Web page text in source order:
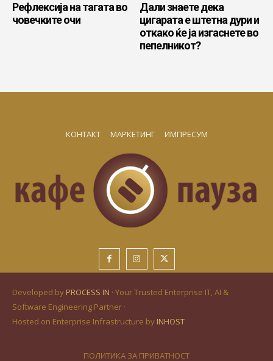
Рефлексија на тагата во
човечките очи
Дали знаете дека
цигарата е штетна дури и
откако ќе ја изгаснете во
пепелникот?
КОНТАКТ МАРКЕТИНГ ИМПРЕСУМ
Developed by PROCESS IN · Your Trusted Enterprise IT, AI &
Software Engineering Partner ·
Hosted on Enterprise Infrastructure by INHOST
ПОЛИТИКА ЗА ПРИВАТНОСТ